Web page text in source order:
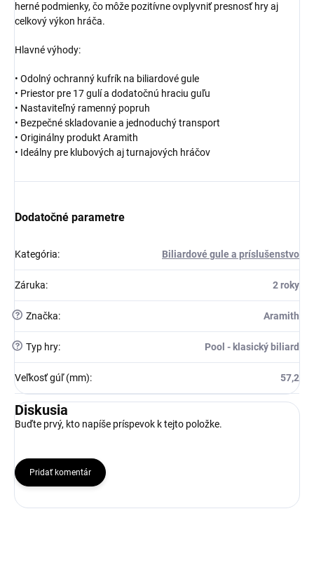
herné podmienky, čo môže pozitívne ovplyvniť presnosť hry aj
celkový výkon hráča.
Hlavné výhody:
• Odolný ochranný kufrík na biliardové gule
• Priestor pre 17 gulí a dodatočnú hraciu guľu
• Nastaviteľný ramenný popruh
• Bezpečné skladovanie a jednoduchý transport
• Originálny produkt Aramith
• Ideálny pre klubových aj turnajových hráčov
Dodatočné parametre
Kategória: Biliardové gule a príslušenstvo
Záruka: 2 roky
? Značka: Aramith
? Typ hry: Pool - klasický biliard
Veľkosť gúľ (mm): 57,2
Diskusia
Buďte prvý, kto napíše príspevok k tejto položke.
Pridať komentár